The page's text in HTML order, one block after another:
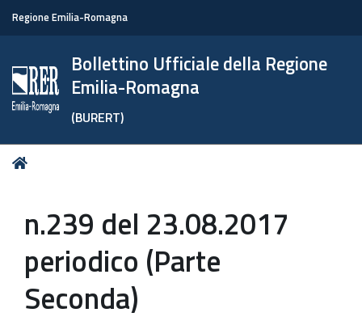
Regione Emilia-Romagna
Bollettino Ufficiale della Regione
Emilia-Romagna
(BURERT)
Tu
n.239 del 23.08.2017
periodico (Parte
Seconda)